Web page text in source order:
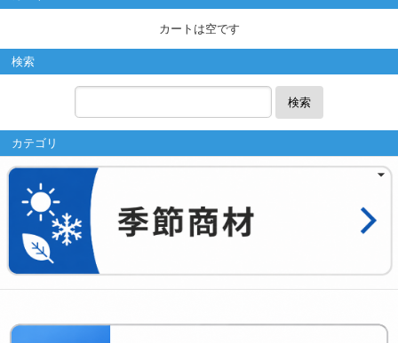
カートは空です
検索
検索
カテゴリ